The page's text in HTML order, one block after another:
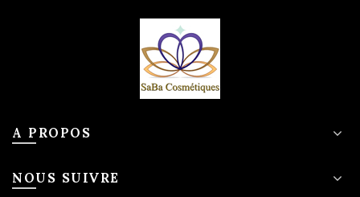
A PROPOS
NOUS SUIVRE